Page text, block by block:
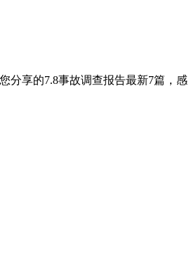
分享的7.8事故调查报告最新7篇，感